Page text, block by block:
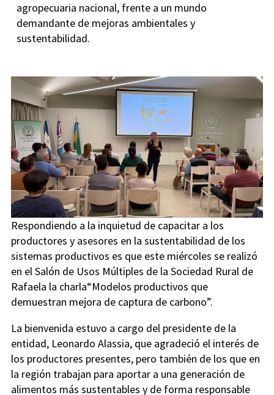
agropecuaria nacional, frente a un mundo
demandante de mejoras ambientales y
sustentabilidad.
Respondiendo a la inquietud de capacitar a los
productores y asesores en la sustentabilidad de los
sistemas productivos es que este miércoles se realizó
en el Salón de Usos Múltiples de la Sociedad Rural de
Rafaela la charla“Modelos productivos que
demuestran mejora de captura de carbono”.
La bienvenida estuvo a cargo del presidente de la
entidad, Leonardo Alassia, que agradeció el interés de
los productores presentes, pero también de los que en
la región trabajan para aportar a una generación de
alimentos más sustentables y de forma responsable